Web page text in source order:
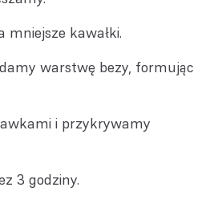
kawałki.
warstwę bezy, formując
i przykrywamy
3 godziny.